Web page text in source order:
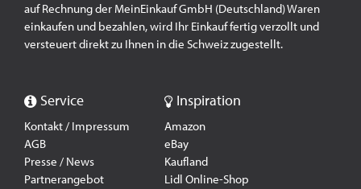
auf Rechnung der MeinEinkauf GmbH (Deutschland) Waren
einkaufen und bezahlen, wird Ihr Einkauf fertig verzollt und
versteuert direkt zu Ihnen in die Schweiz zugestellt.
Service
Kontakt / Impressum
AGB
Presse / News
Partnerangebot
Inspiration
Amazon
eBay
Kaufland
Lidl Online-Shop